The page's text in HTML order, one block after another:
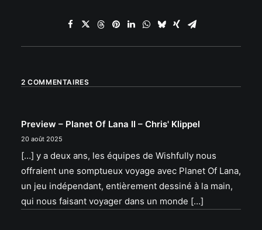
2 COMMENTAIRES
Preview – Planet Of Lana II – Chris' Klippel
20 août 2025
[…] y a deux ans, les équipes de Wishfully nous
offraient une somptueux voyage avec Planet Of Lana,
un jeu indépendant, entièrement dessiné à la main,
qui nous faisant voyager dans un monde […]